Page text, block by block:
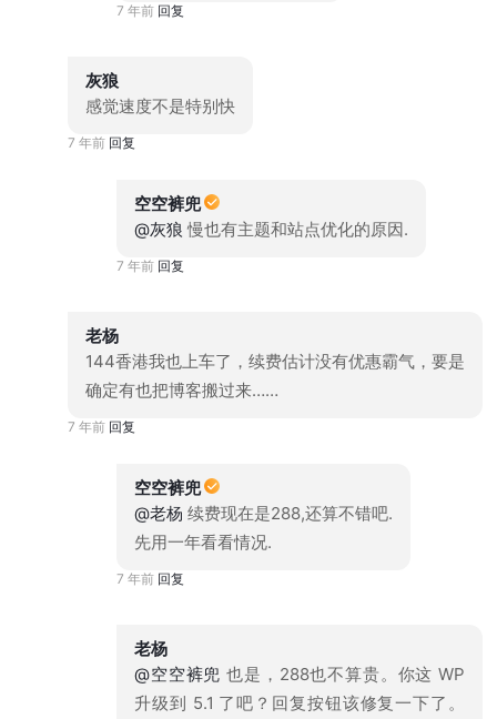
7 年前 回复
灰狼
感觉速度不是特别快
7 年前 回复
空空裤兜
@灰狼 慢也有主题和站点优化的原因.
7 年前 回复
老杨
144香港我也上车了，续费估计没有优惠霸气，要是
确定有也把博客搬过来……
7 年前 回复
空空裤兜
@老杨 续费现在是288,还算不错吧.
先用一年看看情况.
7 年前 回复
老杨
@空空裤兜 也是，288也不算贵。你这 WP
升级到 5.1 了吧？回复按钮该修复一下了。